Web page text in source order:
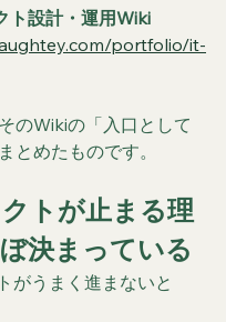
ト設計・運用Wiki
portfolio/it-
のWikiの「入口として
とめたものです。
トが止まる理
決まっている
がうまく進まないと